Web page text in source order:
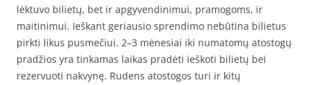
lėktuvo bilietų, bet ir apgyvendinimui, pramogoms, ir
maitinimui. Ieškant geriausio sprendimo nebūtina bilietus
pirkti likus pusmečiui. 2–3 mėnesiai iki numatomų atostogų
pradžios yra tinkamas laikas pradėti ieškoti bilietų bei
rezervuoti nakvynę. Rudens atostogos turi ir kitų